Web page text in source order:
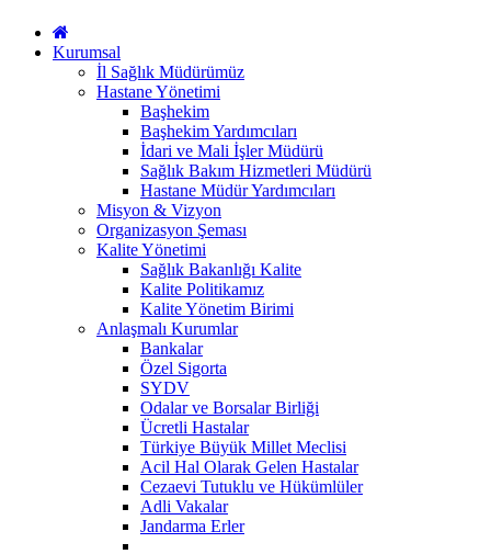
Kurumsal
İl Sağlık Müdürümüz
Hastane Yönetimi
Başhekim
Başhekim Yardımcıları
İdari ve Mali İşler Müdürü
Sağlık Bakım Hizmetleri Müdürü
Hastane Müdür Yardımcıları
Misyon & Vizyon
Organizasyon Şeması
Kalite Yönetimi
Sağlık Bakanlığı Kalite
Kalite Politikamız
Kalite Yönetim Birimi
Anlaşmalı Kurumlar
Bankalar
Özel Sigorta
SYDV
Odalar ve Borsalar Birliği
Ücretli Hastalar
Türkiye Büyük Millet Meclisi
Acil Hal Olarak Gelen Hastalar
Cezaevi Tutuklu ve Hükümlüler
Adli Vakalar
Jandarma Erler